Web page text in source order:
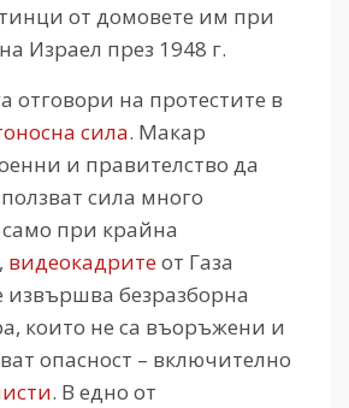
от домовете им при
Израел през 1948 г.
отговори на протестите в
сила. Макар
и правителство да
сила много
при крайна
видеокадритеот Газа
извършва безразборна
които не са въоръжени и
опасност – включително
. В едно от